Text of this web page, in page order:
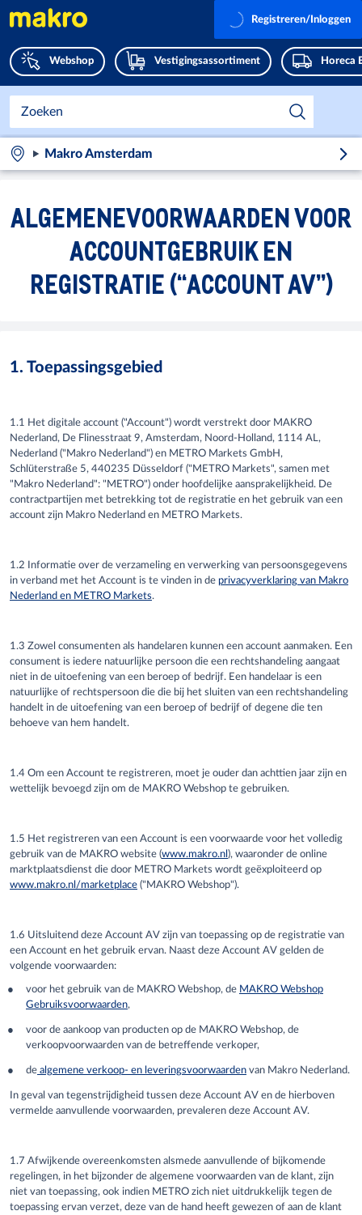
Webshop Vestigingsassortiment Horeca
Registreren/Inloggen
Makro Amsterdam
ALGEMENEVOORWAARDEN VOOR
ACCOUNTGEBRUIK EN
REGISTRATIE (“ACCOUNT AV”)
1. Toepassingsgebied
1.1 Het digitale account ("Account") wordt verstrekt door MAKRO
Nederland, De Flinesstraat 9, Amsterdam, Noord-Holland, 1114 AL,
Nederland (" Makro Nederland") en METRO Markets GmbH,
Schlüterstraße 5, 440235 Düsseldorf ("METRO Markets", samen met
" Makro Nederland": "METRO") onder hoofdelijke aansprakelijkheid. De
contractpartijen met betrekking tot de registratie en het gebruik van een
account zijn Makro Nederland en METRO Markets.
1.2 Informatie over de verzameling en verwerking van persoonsgegevens
in verband met het Account is te vinden in de privacyverklaring van Makro
Nederland en METRO Markets.
1.3 Zowel consumenten als handelaren kunnen een account aanmaken. Een
consument is iedere natuurlijke persoon die een rechtshandeling aangaat
niet in de uitoefening van een beroep of bedrijf. Een handelaar is een
natuurlijke of rechtspersoon die die bij het sluiten van een rechtshandeling
handelt in de uitoefening van een beroep of bedrijf of degene die ten
behoeve van hem handelt.
1.4 Om een Account te registreren, moet je ouder dan achttien jaar zijn en
wettelijk bevoegd zijn om de MAKRO Webshop te gebruiken.
1.5 Het registreren van een Account is een voorwaarde voor het volledig
gebruik van de MAKRO website (www.makro.nl ), waaronder de online
marktplaatsdienst die door METRO Markets wordt geëxploiteerd op
www.makro.nl/marketplace ("MAKRO Webshop").
1.6 Uitsluitend deze Account AV zijn van toepassing op de registratie van
een Account en het gebruik ervan. Naast deze Account AV gelden de
volgende voorwaarden:
voor het gebruik van de MAKRO Webshop, de MAKRO Webshop
Gebruiksvoorwaarden,
voor de aankoop van producten op de MAKRO Webshop, de
verkoopvoorwaarden van de betreffende verkoper,
de algemene verkoop- en leveringsvoorwaarden van Makro Nederland.
In geval van tegenstrijdigheid tussen deze Account AV en de hierboven
vermelde aanvullende voorwaarden, prevaleren deze Account AV.
1.7 Afwijkende overeenkomsten alsmede aanvullende of bijkomende
regelingen, in het bijzonder de algemene voorwaarden van de klant, zijn
niet van toepassing, ook indien METRO zich niet uitdrukkelijk tegen de
toepassing ervan verzet, deze van de hand heeft gewezen of aan de klant